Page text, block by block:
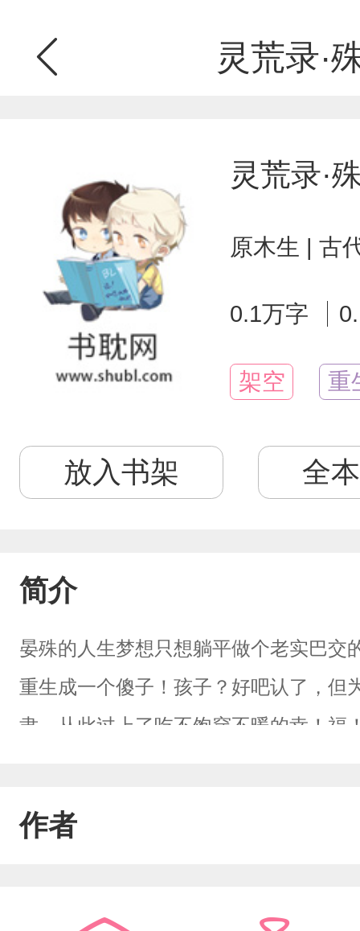
灵荒录·
灵荒录·
原木生 | 古
0.1万字
架空 重
放入书架 全
简介
晏殊的人生梦想只想躺平做个老实巴
重生成一个傻子！孩子？好吧认了，但
隶，从此过上了吃不饱穿不暖的幸！
一魄……他为了救自己，强行飞升，只
大妖，冷心冷情，万年修炼只为飞升
作者